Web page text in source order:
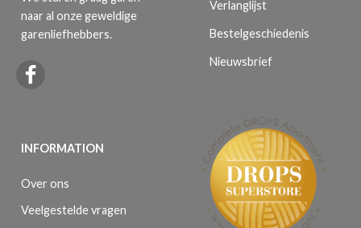
naar al onze geweldige
garenliefhebbers.
INFORMATION
Over ons
Veelgestelde vragen
Verlanglijst
Bestelgeschiedenis
Nieuwsbrief